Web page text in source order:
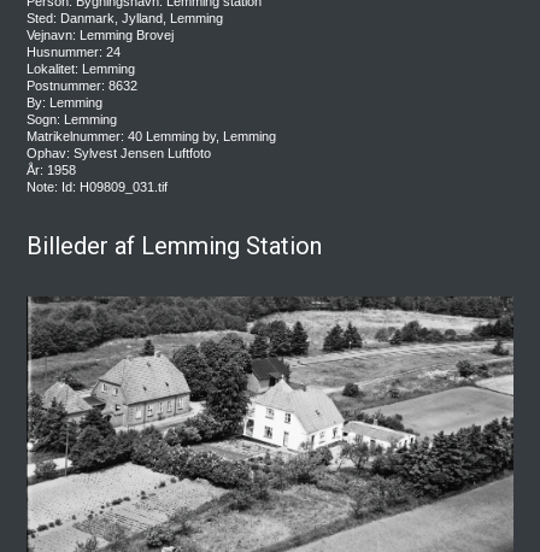
Sted: Danmark, Jylland, Lemming
Vejnavn: Lemming Brovej
Husnummer: 24
Lokalitet: Lemming
Postnummer: 8632
By: Lemming
Sogn: Lemming
Matrikelnummer: 40 Lemming by, Lemming
Ophav: Sylvest Jensen Luftfoto
År: 1958
Note: Id: H09809_031.tif
Billeder af Lemming Station